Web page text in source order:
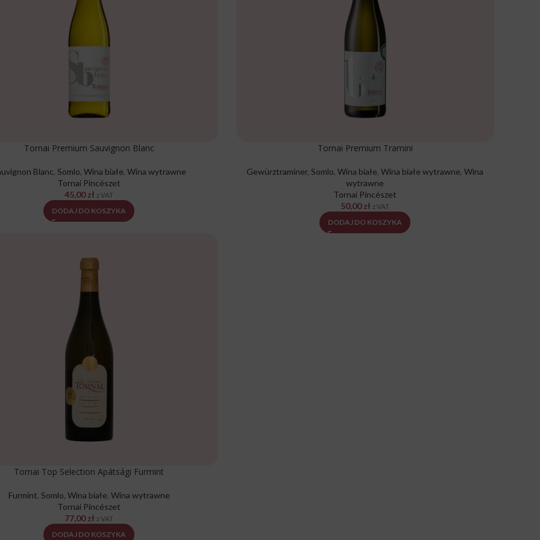
Tornai Premium Sauvignon Blanc
Blanc, Somlo, Wina białe, Wina wytrawne
Tornai Pincészet
45,00zł z VAT
DODAJ DO KOSZYKA
Tornai Premium Tramini
Gewürztraminer,Somlo,Wina białe,Wina białe wytrawne,Wina
wytrawne
Tornai Pincészet
50,00zł z VAT
DODAJ DO KOSZYKA
Tornai Top Selection Apátsági Furmint
Furmint, Somlo, Wina białe, Wina wytrawne
Tornai Pincészet
77,00zł z VAT
DODAJ DO KOSZYKA